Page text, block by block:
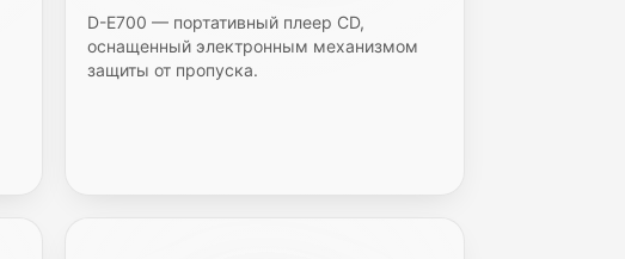
D-E700 — портативный плеер CD,
оснащенный электронным механизмом
защиты от пропуска.